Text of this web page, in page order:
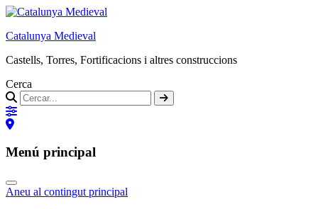
Catalunya Medieval
Castells, Torres, Fortificacions i altres construccions
Cerca
Menú principal
Aneu al contingut principal